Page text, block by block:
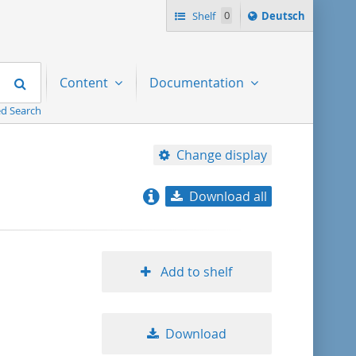
Shelf 0
Sprache
ï¿½ndern
Deutsch
Search
Search
Content Documentation
Change display
title ascending
Download all
Add to shelf
Download